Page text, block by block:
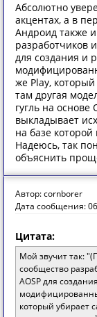
Абсолютно
акцентах, а в
Андроид также
разработчиков
для создания и
же Play, который
там другая
гугль на
выкладывает
на базе
Надеюсь, так
объяснить
Автор: cornborer
Дата сообщения:
Цитата:
Мой звучит так:
сообщество
AOSP для
который убирает